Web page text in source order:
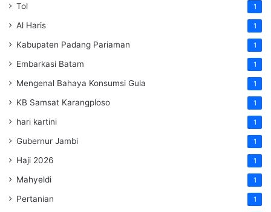
Tol 1
Al Haris 1
Kabupaten Padang Pariaman 1
Embarkasi Batam 1
Mengenal Bahaya Konsumsi Gula 1
KB Samsat Karangploso 1
hari kartini 1
Gubernur Jambi 1
Haji 2026 1
Mahyeldi 1
Pertanian 1